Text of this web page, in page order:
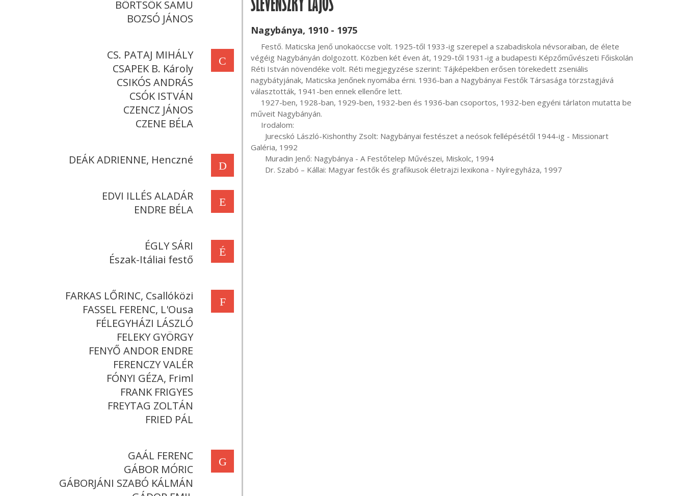
BÖRTSÖK SAMU
BOZSÓ JÁNOS
C
CS. PATAJ MIHÁLY
CSAPEK B. Károly
CSIKÓS ANDRÁS
CSÓK ISTVÁN
CZENCZ JÁNOS
CZENE BÉLA
D
DEÁK ADRIENNE, Henczné
E
EDVI ILLÉS ALADÁR
ENDRE BÉLA
É
ÉGLY SÁRI
Észak-Itáliai festő
F
FARKAS LŐRINC, Csallóközi
FASSEL FERENC, L'Ousa
FÉLEGYHÁZI LÁSZLÓ
FELEKY GYÖRGY
FENYŐ ANDOR ENDRE
FERENCZY VALÉR
FÓNYI GÉZA, Friml
FRANK FRIGYES
FREYTAG ZOLTÁN
FRIED PÁL
G
GAÁL FERENC
GÁBOR MÓRIC
GÁBORJÁNI SZABÓ KÁLMÁN
SLEVENSZKY LAJOS
Nagybánya, 1910 - 1975
végéig Nagybányán dolgozott. Közben két éven át, 1929-től 1931-ig a budapesti Képzőművészeti Főiskolán
Réti István növendéke volt. Réti megjegyzése szerint: Tájképekben erősen törekedett zseniális
nagybátyjának, Maticska Jenőnek nyomába érni. 1936-ban a Nagybányai Festők Társasága törzstagjává
választották, 1941-ben ennek ellenőre lett.
műveit Nagybányán.
Galéria, 1992
       Dr. Szabó – Kállai: Magyar festők és grafikusok életrajzi lexikona - Nyíregyháza, 1997